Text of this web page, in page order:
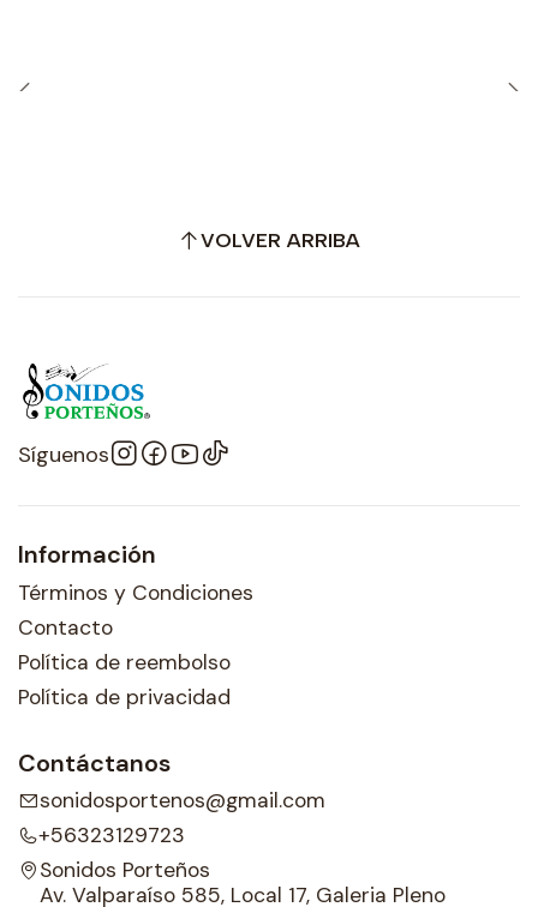
VOLVER ARRIBA
Síguenos
Información
Términos y Condiciones
Contacto
Política de reembolso
Política de privacidad
Contáctanos
sonidosportenos@gmail.com
+56323129723
Sonidos Porteños
Av. Valparaíso 585, Local 17, Galeria Pleno